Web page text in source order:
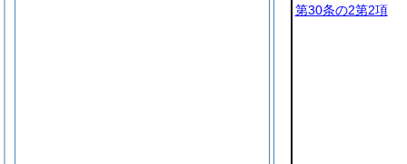
第30条の2第2項